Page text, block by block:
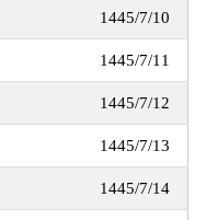
1445/7/10
1445/7/11
1445/7/12
1445/7/13
1445/7/14